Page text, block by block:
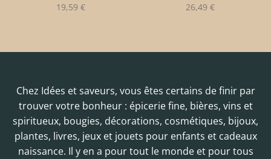
19,59 € 26,49 €
Chez Idées et saveurs, vous êtes certains de finir par
trouver votre bonheur : épicerie fine, bières, vins et
spiritueux, bougies, décorations, cosmétiques, bijoux,
plantes, livres, jeux et jouets pour enfants et cadeaux
naissance. Il y en a pour tout le monde et pour tous